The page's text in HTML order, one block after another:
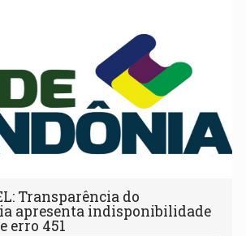
Transparência do
apresenta indisponibilidade
erro 451